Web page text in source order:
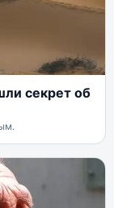
секрет об